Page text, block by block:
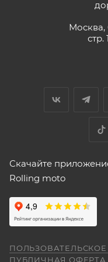
9
Yngvar
Купил машину
5, по
кубиков. Уже
Voge
Москва,
Скачайте
Rolling moto
ПУБЛИЧНАЯ ОФЕРТА